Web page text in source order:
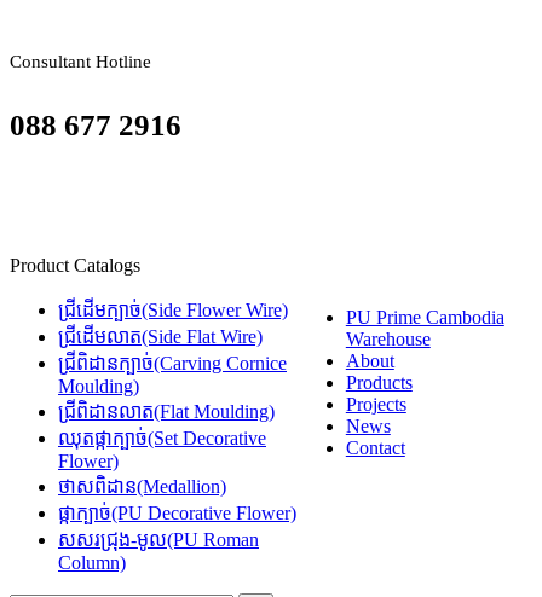
Consultant Hotline
088 677 2916
Product Catalogs
ជ្រីដើមក្បាច់(Side Flower Wire)
ជ្រីដើមលាត(Side Flat Wire)
ជ្រីពិដានក្បាច់(Carving Cornice
Moulding)
ជ្រីពិដានលាត(Flat Moulding)
ឈុតផ្កាក្បាច់(Set Decorative
Flower)
ថាសពិដាន(Medallion)
ផ្កាក្បាច់(PU Decorative Flower)
សសរជ្រុង-មូល(PU Roman
Column)
PU Prime Cambodia
Warehouse
About
Products
Projects
News
Contact